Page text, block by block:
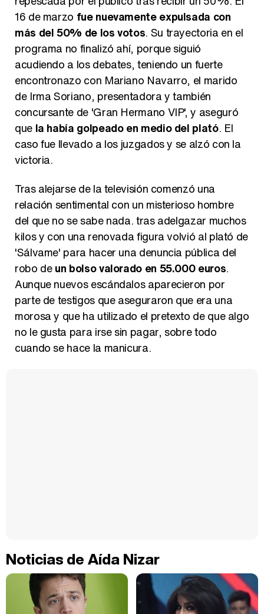
16 de marzo fue nuevamente expulsada con
más del 50% de los votos. Su trayectoria en el
programa no finalizó ahí, porque siguió
acudiendo a los debates, teniendo un fuerte
encontronazo con Mariano Navarro, el marido
de Irma Soriano, presentadora y también
concursante de 'Gran Hermano VIP', y aseguró
que la había golpeado en medio del plató. El
caso fue llevado a los juzgados y se alzó con la
victoria.
Tras alejarse de la televisión comenzó una
relación sentimental con un misterioso hombre
del que no se sabe nada. tras adelgazar muchos
kilos y con una renovada figura volvió al plató de
'Sálvame' para hacer una denuncia pública del
robo deun bolso valorado en 55.000 euros.
Aunque nuevos escándalos aparecieron por
parte de testigos que aseguraron que era una
morosa y que ha utilizado el pretexto de que algo
no le gusta para irse sin pagar, sobre todo
cuando se hace la manicura.
Noticias de Aída Nizar